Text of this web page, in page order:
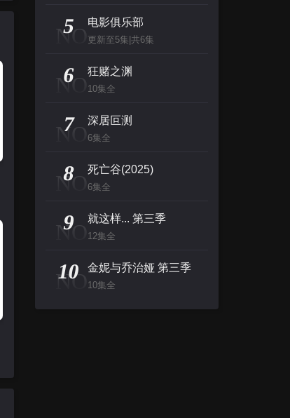
NO
5 电影俱乐部
更新至5集|共6集
NO
6 狂赌之渊
10集全
NO
7 深居叵测
6集全
NO
8 死亡谷(2025)
6集全
NO
9 就这样... 第三季
12集全
NO
10 金妮与乔治娅 第三季
10集全